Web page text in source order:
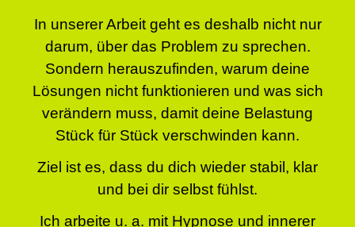
In unserer Arbeit geht es deshalb nicht nur
darum, über das Problem zu sprechen.
Sondern herauszufinden, warum deine
Lösungen nicht funktionieren und was sich
verändern muss, damit deine Belastung
Stück für Stück verschwinden kann.
Ziel ist es, dass du dich wieder stabil, klar
und bei dir selbst fühlst.
Ich arbeite u. a. mit Hypnose und innerer